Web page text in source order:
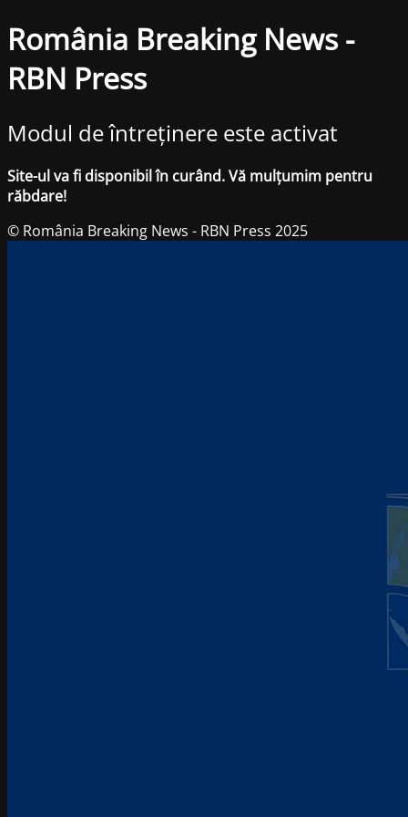
România Breaking News -
RBN Press
Modul de întreținere este activat
Site-ul va fi disponibil în curând. Vă mulțumim pentru
răbdare!
© România Breaking News - RBN Press 2025